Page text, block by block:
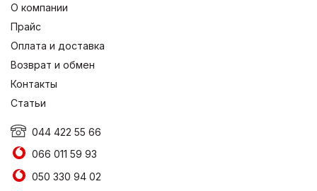
О компании
Прайс
Оплата и доставка
Возврат и обмен
Контакты
Статьи
044 422 55 66
066 011 59 93
050 330 94 02